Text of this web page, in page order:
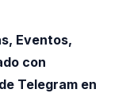
Eventos,
con
Telegram en